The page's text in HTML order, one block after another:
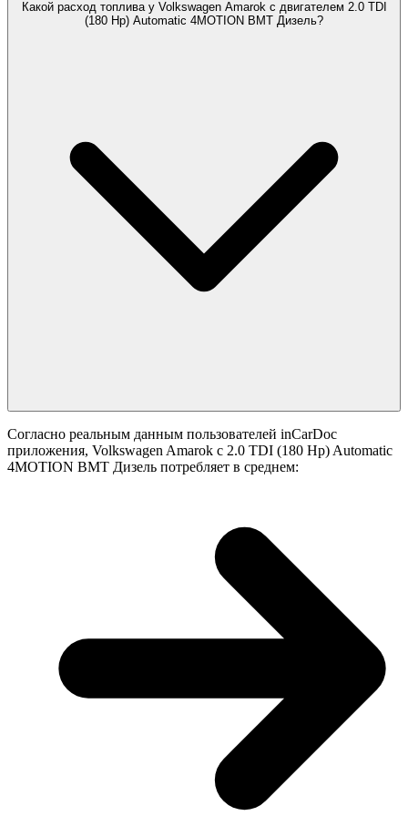
Какой расход топлива у Volkswagen Amarok с двигателем 2.0 TDI
(180 Hp) Automatic 4MOTION BMT Дизель?
Согласно реальным данным пользователей inCarDoc
приложения, Volkswagen Amarok с 2.0 TDI (180 Hp) Automatic
4MOTION BMT Дизель потребляет в среднем: